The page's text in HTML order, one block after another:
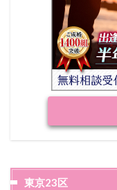
東京23区